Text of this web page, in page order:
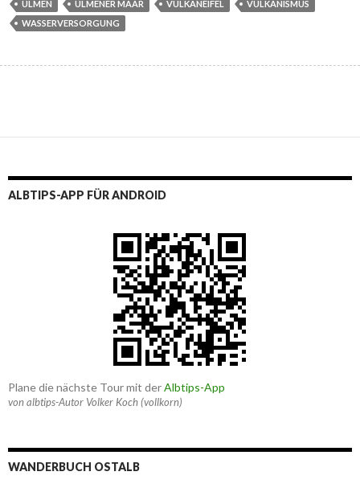
ULMEN
ULMENER MAAR VULKANEIFEL
VULKANISMUS
WASSERVERSORGUNG
ALBTIPS-APP FÜR ANDROID
Plane die nächste Tour mit derAlbtips-App
von albtips-Autor Volker Koch (vollkorn)
WANDERBUCH OSTALB